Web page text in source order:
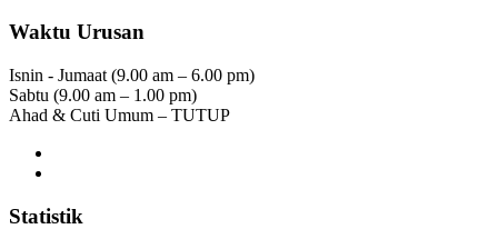
Waktu Urusan
Isnin - Jumaat (9.00 am – 6.00 pm)
Sabtu (9.00 am – 1.00 pm)
Ahad & Cuti Umum – TUTUP
Statistik